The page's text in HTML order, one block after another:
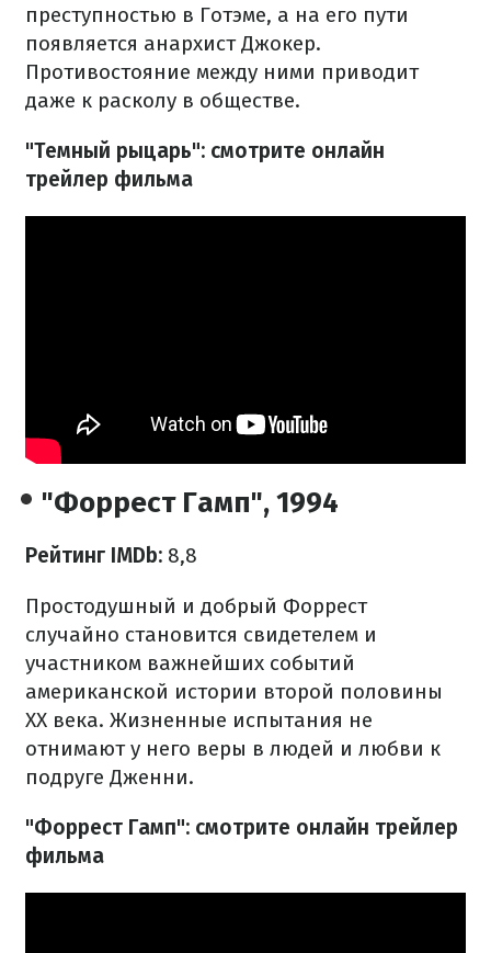
преступностью в Готэме, а на его пути
появляется анархист Джокер.
Противостояние между ними приводит
даже к расколу в обществе.
"Темный рыцарь": смотрите онлайн
трейлер фильма
"Форрест Гамп", 1994
Рейтинг IMDb: 8,8
Простодушный и добрый Форрест
случайно становится свидетелем и
участником важнейших событий
американской истории второй половины
XX века. Жизненные испытания не
отнимают у него веры в людей и любви к
подруге Дженни.
"Форрест Гамп": смотрите онлайн трейлер
фильма